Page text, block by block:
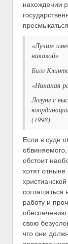
нахождении
«Лучше
никакой»
Билл
«Никакая
Лозунг с
(1998)
Если в суде
обвиняемого,
обстоит
хотят отныне
соглашаться
работу и
обеспечению
свою
что они